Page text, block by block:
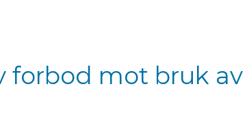
forbod mot bruk av